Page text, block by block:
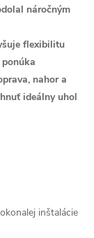
náročným
flexibilitu
nahor a
ideálny uhol
inštalácie